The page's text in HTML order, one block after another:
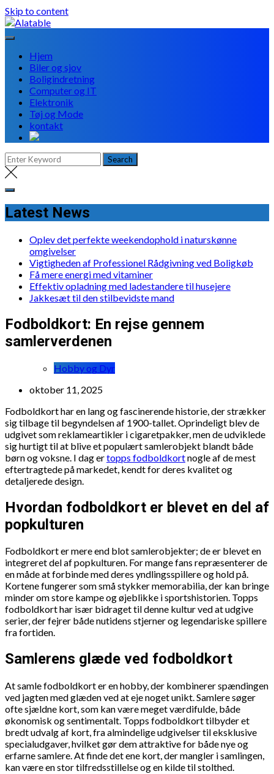
Skip to content
Hjem
Biler og sjov
Boligindretning
Computer og IT
Elektronik
Tøj og Mode
kontakt
Latest News
Oplev det perfekte weekendophold i naturskønne
omgivelser
Vigtigheden af Professionel Rådgivning ved Boligkøb
Få mere energi med vitaminer
Effektiv opladning med ladestandere til husejere
Jakkesæt til den stilbevidste mand
Fodboldkort: En rejse gennem
samlerverdenen
Hobby og Dyr
oktober 11, 2025
Fodboldkort har en lang og fascinerende historie, der strækker
sig tilbage til begyndelsen af 1900-tallet. Oprindeligt blev de
udgivet som reklameartikler i cigaretpakker, men de udviklede
sig hurtigt til at blive et populært samlerobjekt blandt både
børn og voksne. I dag ertopps fodboldkortnogle af de mest
eftertragtede på markedet, kendt for deres kvalitet og
detaljerede design.
Hvordan fodboldkort er blevet en del af
popkulturen
Fodboldkort er mere end blot samlerobjekter; de er blevet en
integreret del af popkulturen. For mange fans repræsenterer de
en måde at forbinde med deres yndlingsspillere og hold på.
Kortene fungerer som små stykker memorabilia, der kan bringe
minder om store kampe og øjeblikke i sportshistorien. Topps
fodboldkort har især bidraget til denne kultur ved at udgive
serier, der fejrer både nutidens stjerner og legendariske spillere
fra fortiden.
Samlerens glæde ved fodboldkort
At samle fodboldkort er en hobby, der kombinerer spændingen
ved jagten med glæden ved at eje noget unikt. Samlere søger
ofte sjældne kort, som kan være meget værdifulde, både
økonomisk og sentimentalt. Topps fodboldkort tilbyder et
bredt udvalg af kort, fra almindelige udgivelser til eksklusive
specialudgaver, hvilket gør dem attraktive for både nye og
erfarne samlere. At finde det ene kort, der mangler i samlingen,
kan være en stor tilfredsstillelse og en kilde til stolthed.